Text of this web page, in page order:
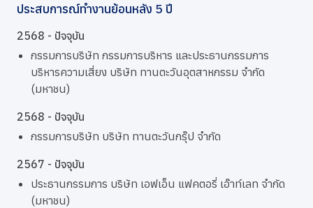
ประสบการณ์ทำงานย้อนหลัง 5 ปี
2568 - ปัจจุบัน
กรรมการบริษัท กรรมการบริหาร และประธานกรรมการ
บริหารความเสี่ยง บริษัท ทานตะวันอุตสาหกรรม จำกัด
(มหาชน)
2568 - ปัจจุบัน
กรรมการบริษัท บริษัท ทานตะวันกรุ๊ป จำกัด
2567 - ปัจจุบัน
ประธานกรรมการ บริษัท เอฟเอ็น แฟคตอรี่ เอ๊าท์เลท จำกัด
(มหาชน)